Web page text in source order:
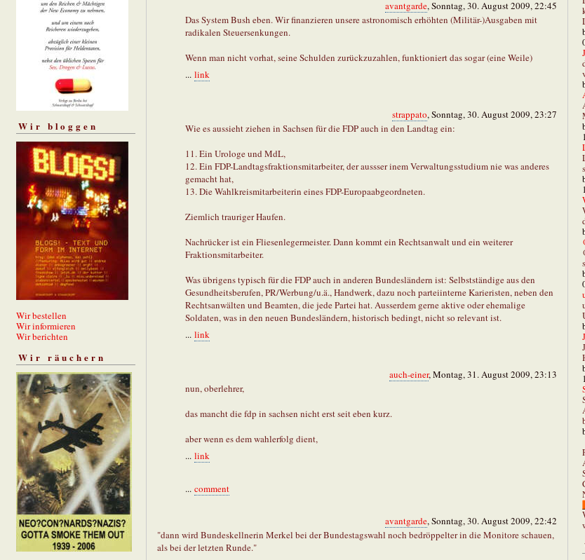
Wir bloggen
Wir bestellen
Wir informieren
Wir berichten
Wir räuchern
avantgarde, Sonntag, 30. August 2009, 22:45
Das System Bush eben. Wir finanzieren unsere astronomisch erhöhten (Militär-)Ausgaben mit
radikalen Steuersenkungen.
Wenn man nicht vorhat, seine Schulden zurückzuzahlen, funktioniert das sogar (eine Weile)
... link
strappato, Sonntag, 30. August 2009, 23:27
Wie es aussieht ziehen in Sachsen für die FDP auch in den Landtag ein:
11. Ein Urologe und MdL,
12. Ein FDP-Landtagsfraktionsmitarbeiter, der aussser inem Verwaltungsstudium nie was anderes
gemacht hat,
13. Die Wahlkreismitarbeiterin eines FDP-Europaabgeordneten.
Ziemlich trauriger Haufen.
Nachrücker ist ein Fliesenlegermeister. Dann kommt ein Rechtsanwalt und ein weiterer
Fraktionsmitarbeiter.
Was übrigens typisch für die FDP auch in anderen Bundesländern ist: Selbstständige aus den
Gesundheitsberufen, PR/Werbung/u.ä., Handwerk, dazu noch parteiinterne Karieristen, neben den
Rechtsanwälten und Beamten, die jede Partei hat. Ausserdem gerne aktive oder ehemalige
Soldaten, was in den neuen Bundesländern, historisch bedingt, nicht so relevant ist.
... link
auch-einer, Montag, 31. August 2009, 23:13
nun, oberlehrer,
das mancht die fdp in sachsen nicht erst seit eben kurz.
aber wenn es dem wahlerfolg dient,
... link
... comment
avantgarde, Sonntag, 30. August 2009, 22:42
"dann wird Bundeskellnerin Merkel bei der Bundestagswahl noch bedröppelter in die Monitore schauen,
als bei der letzten Runde."